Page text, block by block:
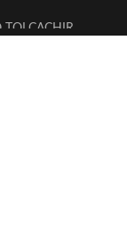
TOLCACHIR
EXVITA